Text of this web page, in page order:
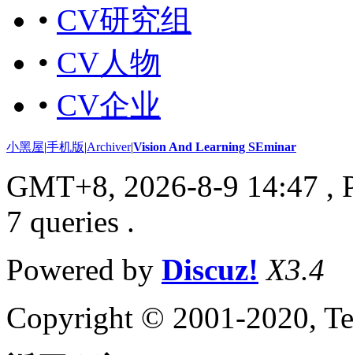
• CV研究组
• CV人物
• CV企业
小黑屋|手机版|Archiver|Vision And Learning SEminar
GMT+8, 2026-8-9 14:47 ,
7 queries .
Powered by Discuz! X3.4
Copyright © 2001-2020,